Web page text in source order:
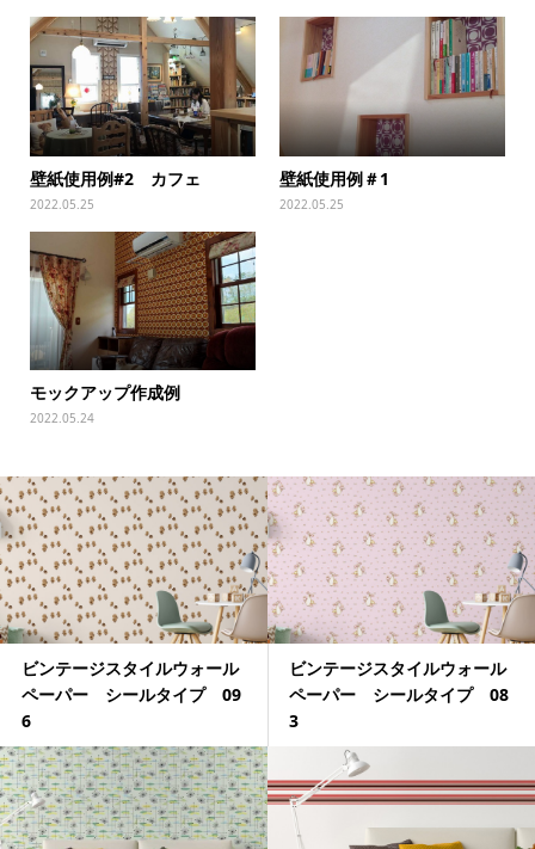
壁紙使用例#2 カフェ
2022.05.25
壁紙使用例＃1
2022.05.25
モックアップ作成例
2022.05.24
ビンテージスタイルウォール
ペーパー シールタイプ 09
6
ビンテージスタイルウォール
ペーパー シールタイプ 08
3